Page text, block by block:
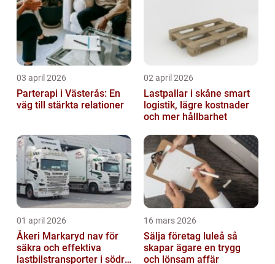
03 april 2026
Parterapi i Västerås: En
väg till stärkta relationer
02 april 2026
Lastpallar i skåne smart
logistik, lägre kostnader
och mer hållbarhet
01 april 2026
Åkeri Markaryd nav för
säkra och effektiva
lastbilstransporter i södra
16 mars 2026
Sälja företag luleå så
skapar ägare en trygg
och lönsam affär